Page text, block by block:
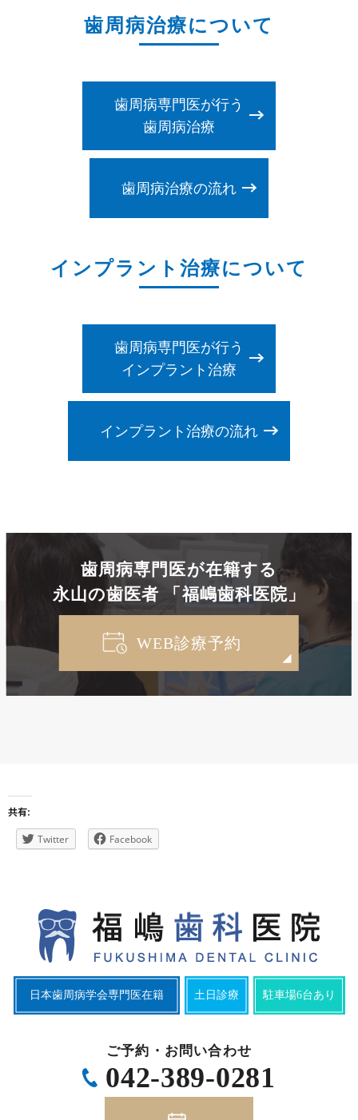
歯周病治療について
歯周病専門医が行う
歯周病治療
歯周病治療の流れ
インプラント治療について
歯周病専門医が行う
インプラント治療
インプラント治療の流れ
歯周病専門医が在籍する
永山の歯医者 「福嶋歯科医院」
WEB診療予約
共有:
Twitter Facebook
日本歯周病学会専門医在籍 土日診療 駐車場6台あり
ご予約・お問い合わせ
042-389-0281